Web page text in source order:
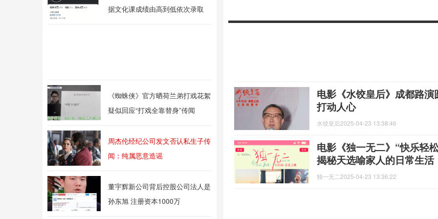
据文化课成绩由高到低依次录取
《蜘蛛侠》官方晒荷兰弟打戏花絮
疑似回应“打戏全靠替身”传闻
周杰伦经纪公司发文否认私生子传
闻：纯属恶意造谣
董宇辉新公司背后控股公司法人是
孙东旭 注册资本1000万
电影《水饺皇后》成都路
打动人心
水饺皇后2025-04-23 13:38:46
电影《独一无二》“快乐轻
揭秘天选喻家人的日常生活
独一无二2025-04-23 13:36:22